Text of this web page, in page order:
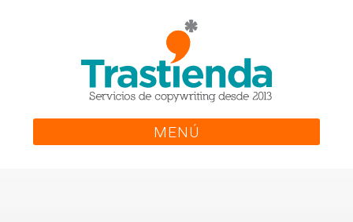
MENÚ